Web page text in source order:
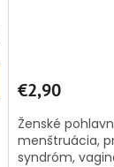
€2,90
Ženské
menštruácia,
syndróm,